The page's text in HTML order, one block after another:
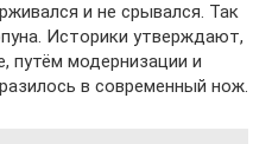
и не срывался. Так
Историки утверждают,
путём модернизации и
в современный нож.